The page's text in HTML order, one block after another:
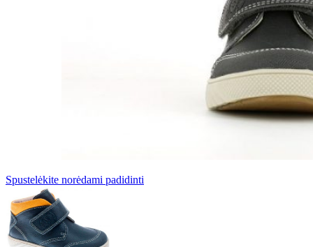
Spustelėkite norėdami padidinti